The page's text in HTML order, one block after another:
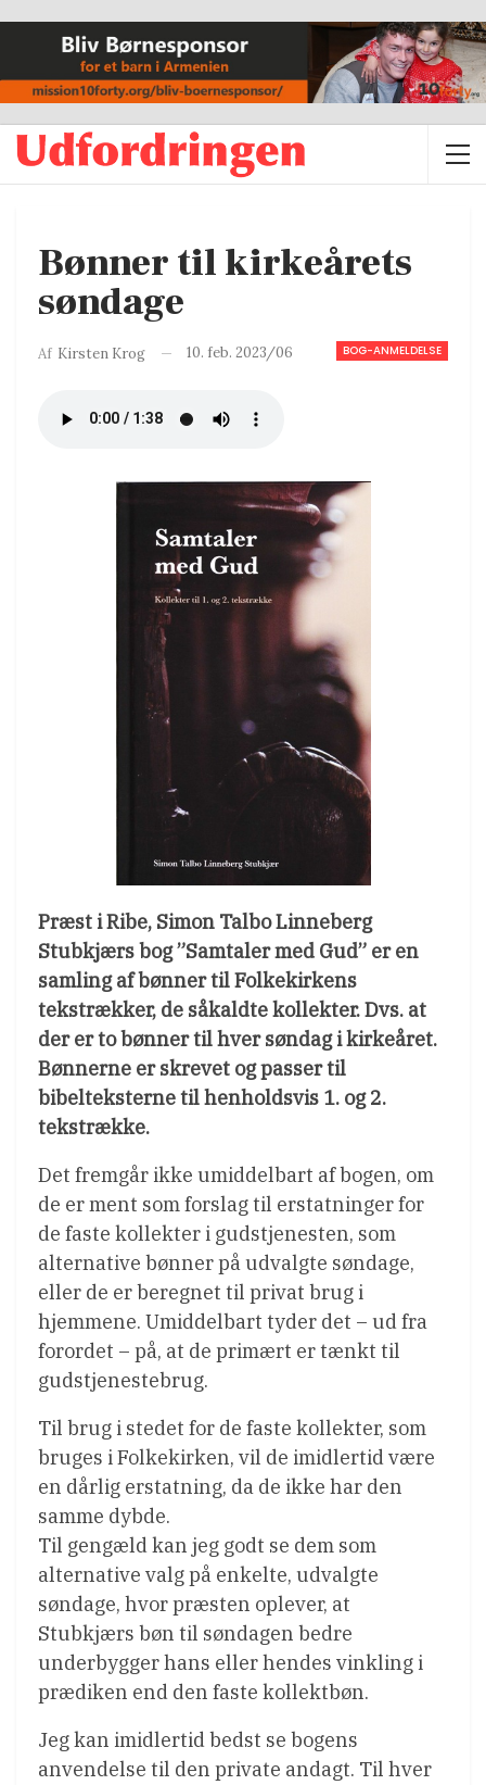
Bønner til kirkeårets
søndage
BOG-ANMELDELSE
Af Kirsten Krog 10. feb. 2023/06
Præst i Ribe, Simon Talbo Linneberg
Stubkjærs bog ”Samtaler med Gud” er en
samling af bønner til Folkekirkens
tekstrækker, de såkaldte kollekter. Dvs. at
der er to bønner til hver søndag i kirkeåret.
Bønnerne er skrevet og passer til
bibelteksterne til henholdsvis 1. og 2.
tekstrække.
Det fremgår ikke umiddelbart af bogen, om
de er ment som forslag til erstatninger for
de faste kollekter i gudstjenesten, som
alternative bønner på udvalgte søndage,
eller de er beregnet til privat brug i
hjemmene. Umiddelbart tyder det – ud fra
forordet – på, at de primært er tænkt til
gudstjenestebrug.
Til brug i stedet for de faste kollekter, som
bruges i Folkekirken, vil de imidlertid være
en dårlig erstatning, da de ikke har den
samme dybde.
Til gengæld kan jeg godt se dem som
alternative valg på enkelte, udvalgte
søndage, hvor præsten oplever, at
Stubkjærs bøn til søndagen bedre
underbygger hans eller hendes vinkling i
prædiken end den faste kollektbøn.
Jeg kan imidlertid bedst se bogens
anvendelse til den private andagt. Til hver